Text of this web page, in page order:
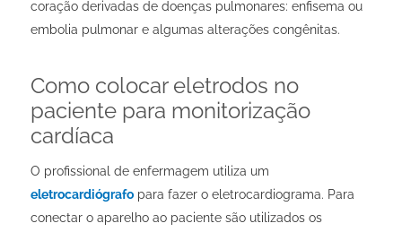
coração derivadas de doenças pulmonares: enfisema ou
embolia pulmonar e algumas alterações congênitas.
Como colocar eletrodos no
paciente para monitorização
cardíaca
O profissional de enfermagem utiliza um
eletrocardiógrafopara fazer o eletrocardiograma. Para
conectar o aparelho ao paciente são utilizados os